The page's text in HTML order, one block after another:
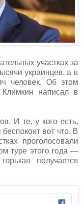
участках за
украинцев, а в
человек. Об этом
написал в
И те, у кого есть,
беспокоит вот что. В
проголосовали
туре этого года —
получается